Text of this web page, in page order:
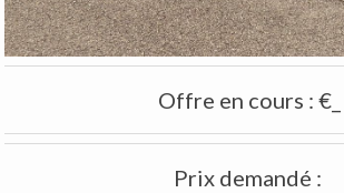
Offre en cours : €_
Prix demandé :